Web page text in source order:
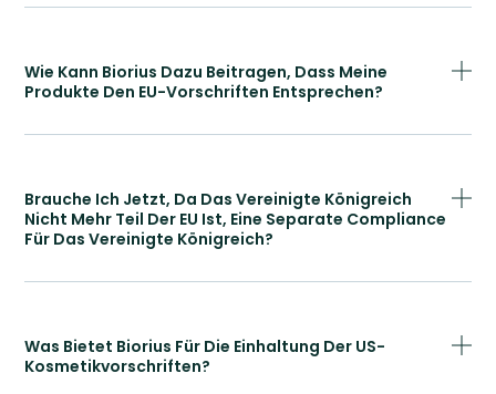
Wie Kann Biorius Dazu Beitragen, Dass Meine
Produkte Den EU-Vorschriften Entsprechen?
Brauche Ich Jetzt, Da Das Vereinigte Königreich
Nicht Mehr Teil Der EU Ist, Eine Separate Compliance
Für Das Vereinigte Königreich?
Was Bietet Biorius Für Die Einhaltung Der US-
Kosmetikvorschriften?